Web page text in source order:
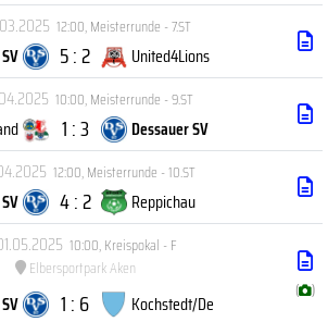
12:00,Meisterrunde - 7.ST
5 : 2
United4Lions
10:00,Meisterrunde - 9.ST
1 : 3
Dessauer SV
12:00,Meisterrunde - 10.ST
4 : 2
Reppichau
10:00,Kreispokal - F
Elbersportpark Aken
1 : 6 Kochstedt/De
( )